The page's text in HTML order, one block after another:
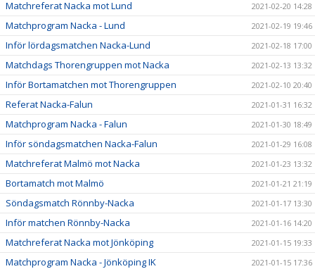
Matchreferat Nacka mot Lund 2021-02-20 14:28
Matchprogram Nacka - Lund 2021-02-19 19:46
Inför lördagsmatchen Nacka-Lund 2021-02-18 17:00
Matchdags Thorengruppen mot Nacka 2021-02-13 13:32
Inför Bortamatchen mot Thorengruppen 2021-02-10 20:40
Referat Nacka-Falun 2021-01-31 16:32
Matchprogram Nacka - Falun 2021-01-30 18:49
Inför söndagsmatchen Nacka-Falun 2021-01-29 16:08
Matchreferat Malmö mot Nacka 2021-01-23 13:32
Bortamatch mot Malmö 2021-01-21 21:19
Söndagsmatch Rönnby-Nacka 2021-01-17 13:30
Inför matchen Rönnby-Nacka 2021-01-16 14:20
Matchreferat Nacka mot Jönköping 2021-01-15 19:33
Matchprogram Nacka - Jönköping IK 2021-01-15 17:36